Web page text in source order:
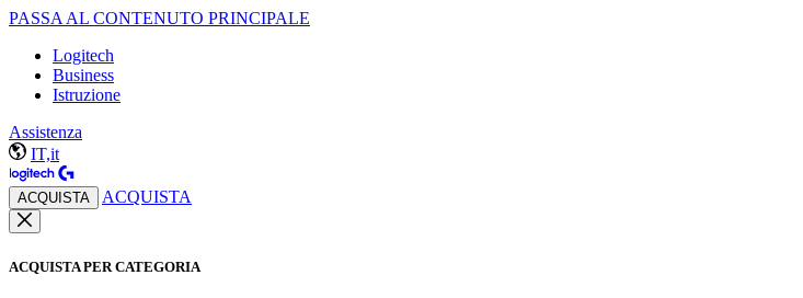
PASSA AL CONTENUTO PRINCIPALE
Logitech
Business
Istruzione
Assistenza
IT,it
ACQUISTA ACQUISTA
ACQUISTA PER CATEGORIA